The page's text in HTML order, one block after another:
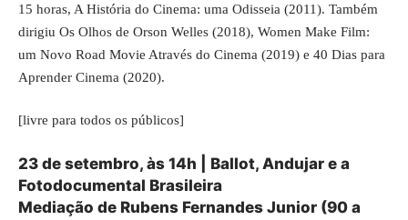
15 horas, A História do Cinema: uma Odisseia (2011). Também
dirigiu Os Olhos de Orson Welles (2018), Women Make Film:
um Novo Road Movie Através do Cinema (2019) e 40 Dias para
Aprender Cinema (2020).
[livre para todos os públicos]
23 de setembro, às 14h | Ballot, Andujar e a
Fotodocumental Brasileira
Mediação de Rubens Fernandes Junior (90 a